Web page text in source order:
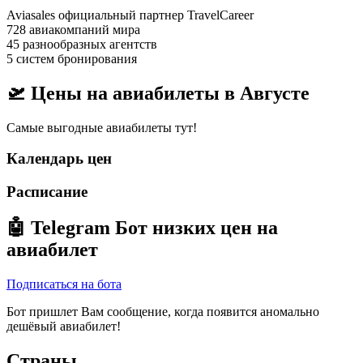
Aviasales официальный партнер TravelCareer
728 авиакомпаний мира
45 разнообразных агентств
5 систем бронирования
🛫 Цены на авиабилеты в Августе
Самые выгодные авиабилеты тут!
Календарь цен
Расписание
🤖 Telegram Бот низких цен на
авиабилет
Подписаться на бота
Бот пришлет Вам сообщение, когда появится аномально
дешёвый авиабилет!